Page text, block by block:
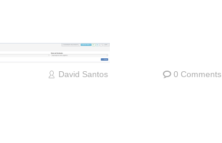
David Santos 0 Comments